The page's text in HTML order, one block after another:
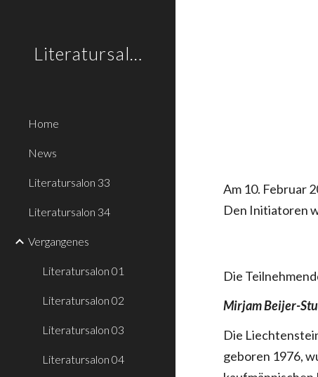
Literatursalon.li
Home
News
Literatursalon 33
Literatursalon 34
Vergangenes
Literatursalon 01
Literatursalon 02
Literatursalon 03
Literatursalon 04
Am 10. Februar
Den Initiatoren
Die
Mirjam Beijer-
Die
geboren 1976,